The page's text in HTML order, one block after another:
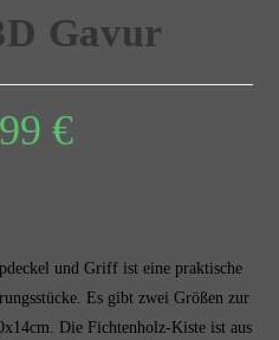
Gavur
€
und Griff ist eine praktische
Es gibt zwei Größen zur
Die Fichtenholz-Kiste ist aus